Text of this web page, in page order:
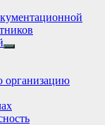
Show
организацию